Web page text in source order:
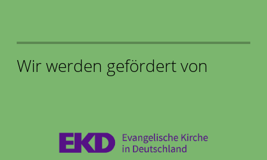
Wir werden gefördert von